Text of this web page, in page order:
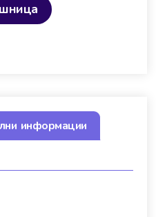
информации